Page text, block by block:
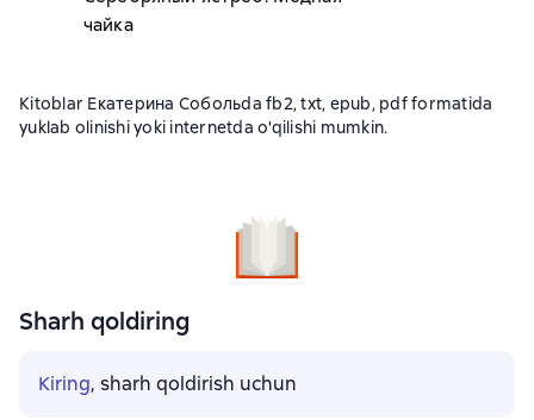
чайка
Kitoblar Екатерина Собольda fb2, txt, epub, pdf formatida
yuklab olinishi yoki internetda o'qilishi mumkin.
Sharh qoldiring
Kiring, sharh qoldirish uchun